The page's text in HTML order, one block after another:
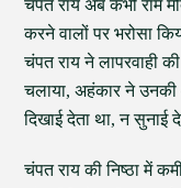
चंपत राय अब कभी राम
करने वालों पर भरोसा
चंपत राय ने लापरवाही
चलाया, अहंकार ने
दिखाई देता था, न सुनाई
चंपत राय की निष्ठा में